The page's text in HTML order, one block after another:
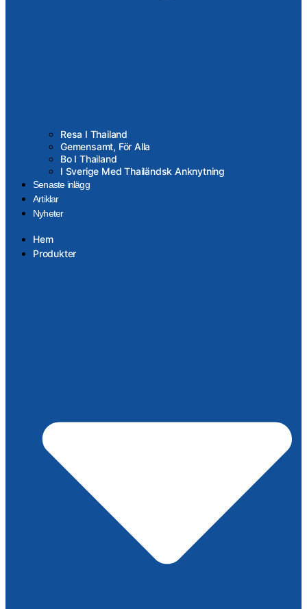
Resa I Thailand
Gemensamt, För Alla
Bo I Thailand
I Sverige Med Thailändsk Anknytning
Senaste inlägg
Artiklar
Nyheter
Hem
Produkter